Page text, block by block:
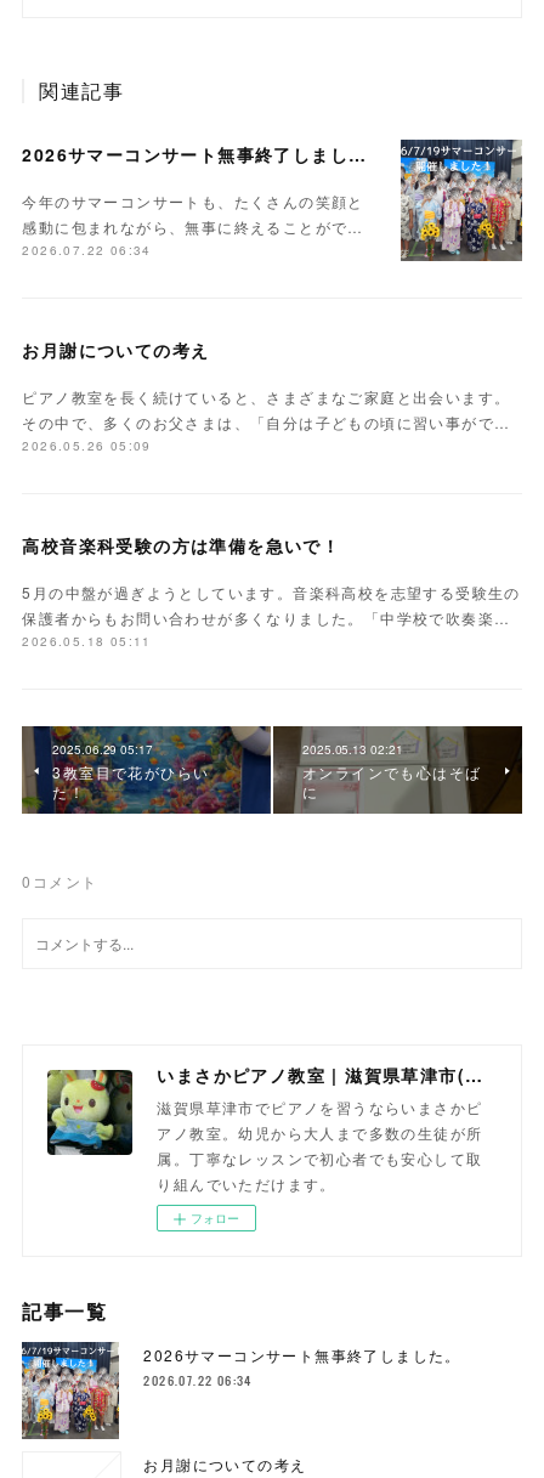
関連記事
2026サマーコンサート無事終了しました。
今年のサマーコンサートも、たくさんの笑顔と
感動に包まれながら、無事に終えることがで…
2026.07.22 06:34
お月謝についての考え
ピアノ教室を長く続けていると、さまざまなご家庭と出会います。
その中で、多くのお父さまは、「自分は子どもの頃に習い事がで…
2026.05.26 05:09
高校音楽科受験の方は準備を急いで！
5月の中盤が過ぎようとしています。音楽科高校を志望する受験生の
保護者からもお問い合わせが多くなりました。「中学校で吹奏楽…
2026.05.18 05:11
2025.06.29 05:17
3教室目で花がひらい
た！
2025.05.13 02:21
オンラインでも心はそば
に
0 コメント
いまさかピアノ教室 | 滋賀県草津市(南草津)のピアノ教室
滋賀県草津市でピアノを習うならいまさかピ
アノ教室。幼児から大人まで多数の生徒が所
属。丁寧なレッスンで初心者でも安心して取
り組んでいただけます。
フォロー
記事一覧
2026サマーコンサート無事終了しました。
2026.07.22 06:34
お月謝についての考え